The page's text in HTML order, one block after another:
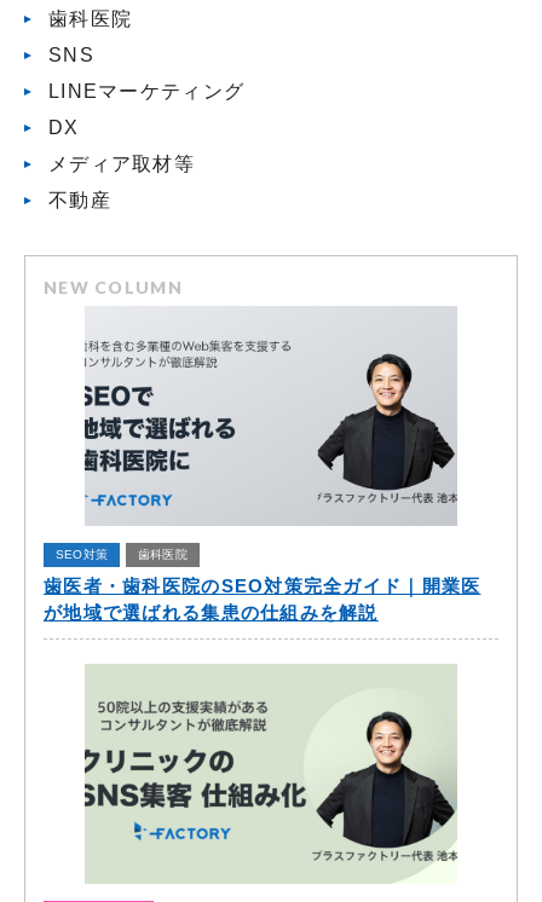
歯科医院
SNS
LINEマーケティング
DX
メディア取材等
不動産
NEW COLUMN
SEO対策 歯科医院
歯医者・歯科医院のSEO対策完全ガイド｜開業医
が地域で選ばれる集患の仕組みを解説